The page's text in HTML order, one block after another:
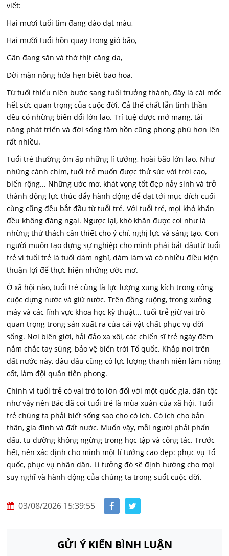
viết:
Hai mươi tuổi tim đang dào dạt máu,
Hai mười tuổi hồn quay trong gió bão,
Gân đang săn và thớ thịt căng da,
Đời mặn nồng hứa hẹn biết bao hoa.
Từ tuổi thiếu niên bước sang tuổi trưởng thành, đây là cái mốc
hết sức quan trọng của cuộc đời. Cả thể chất lẫn tinh thần
đều có những biến đổi lớn lao. Trí tuệ được mở mang, tài
năng phát triển và đời sống tâm hồn cũng phong phú hơn lên
rất nhiều.
Tuổi trẻ thường ôm ấp những lí tưởng, hoài bão lớn lao. Như
những cánh chim, tuổi trẻ muốn được thử sức với trời cao,
biển rộng... Những ước mơ, khát vọng tốt đẹp nảy sinh và trở
thành động lực thúc đẩy hành động để đạt tới mục đích cuối
cùng cũng đều bắt đầu từ tuổi trẻ. Với tuổi trẻ, mọi khó khăn
đều không đáng ngại. Ngược lại, khó khăn được coi như là
những thử thách cần thiết cho ý chí, nghị lực và sáng tạo. Con
người muốn tạo dựng sự nghiệp cho mình phải bắt đầutừ tuổi
trẻ vì tuổi trẻ là tuổi dám nghĩ, dám làm và có nhiều điều kiện
thuận lợi để thực hiện những ước mơ.
Ở xã hội nào, tuổi trẻ cũng là lực lượng xung kích trong công
cuộc dựng nước và giữ nước. Trên đồng ruộng, trong xưởng
máy và các lĩnh vực khoa học kỹ thuật... tuổi trẻ giữ vai trò
quan trọng trong sản xuất ra của cải vật chất phục vụ đời
sống. Nơi biên giới, hải đảo xa xôi, các chiến sĩ trẻ ngày đêm
nắm chắc tay súng, bảo vệ biển trời Tổ quốc. Khắp nơi trên
đất nước này, đâu đâu cũng có lực lượng thanh niên làm nòng
cốt, làm đội quân tiên phong.
Chính vì tuổi trẻ có vai trò to lớn đối với một quốc gia, dân tộc
như vậy nên Bác đã coi tuổi trẻ là mùa xuân của xã hội. Tuổi
trẻ chúng ta phải biết sống sao cho có ích. Có ích cho bản
thân, gia đình và đất nước. Muốn vậy, mỗi người phải phấn
đấu, tu dưỡng không ngừng trong học tập và công tác. Trước
hết, nên xác định cho mình một lí tưởng cao đẹp: phục vụ Tổ
quốc, phục vụ nhân dân. Lí tưởng đó sẽ định hướng cho mọi
suy nghĩ và hành động của chúng ta trong suốt cuộc dời.
03/08/2026 15:39:55
GỬI Ý KIẾN BÌNH LUẬN